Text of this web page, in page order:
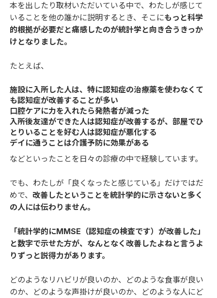
本を出したり取材いただいている中で、わたしが感じて
いることを他の誰かに説明するとき、そこにもっと科学
的根拠が必要だと痛感したのが統計学と向き合うきっか
けとなりました。
たとえば、
施設に入所した人は、特に認知症の治療薬を使わなくて
も認知症が改善することが多い
口腔ケアに力を入れたら発熱者が減った
入所後友達ができた人は認知症が改善するが、部屋でひ
とりいることを好む人は認知症が悪化する
デイに通うことは介護予防に効果がある
などといったことを日々の診療の中で経験しています。
でも、わたしが「良くなったと感じている」だけではだ
めで、 改善したということを統計学的に示さないと多く
の人には伝わりません。
「統計学的にMMSE（認知症の検査です）が改善した」
と数字で示せた方が、なんとなく改善したよねと言うよ
りずっと説得力があります。
どのようなリハビリが良いのか、どのような食事が良い
のか、どのような声掛けが良いのか、どのような人にど